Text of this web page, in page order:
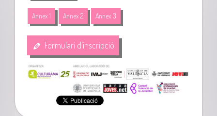
Annex 1 Annex 2 Annex 3
Formulari d’inscripció